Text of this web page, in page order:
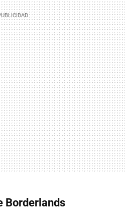
Borderlands